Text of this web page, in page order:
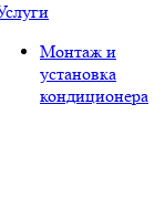
Монтаж и
установка
кондиционера